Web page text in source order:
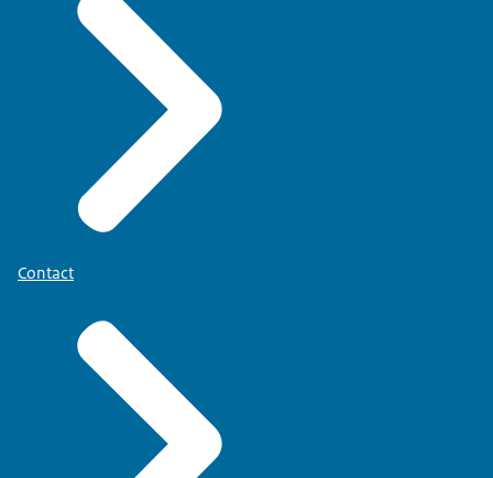
Contact